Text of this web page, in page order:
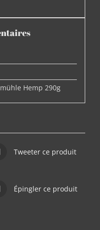
Hemp 290g
Tweeter ce produit
Épingler ce produit